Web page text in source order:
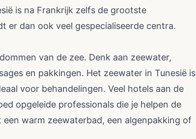
is na Frankrijk zelfs de grootste
er dan ook veel gespecialiseerde centra.
van de zee. Denk aan zeewater,
en pakkingen. Het zeewater in Tunesië is
voor behandelingen. Veel hotels aan de
opgeleide professionals die je helpen de
warm zeewaterbad, een algenpakking of